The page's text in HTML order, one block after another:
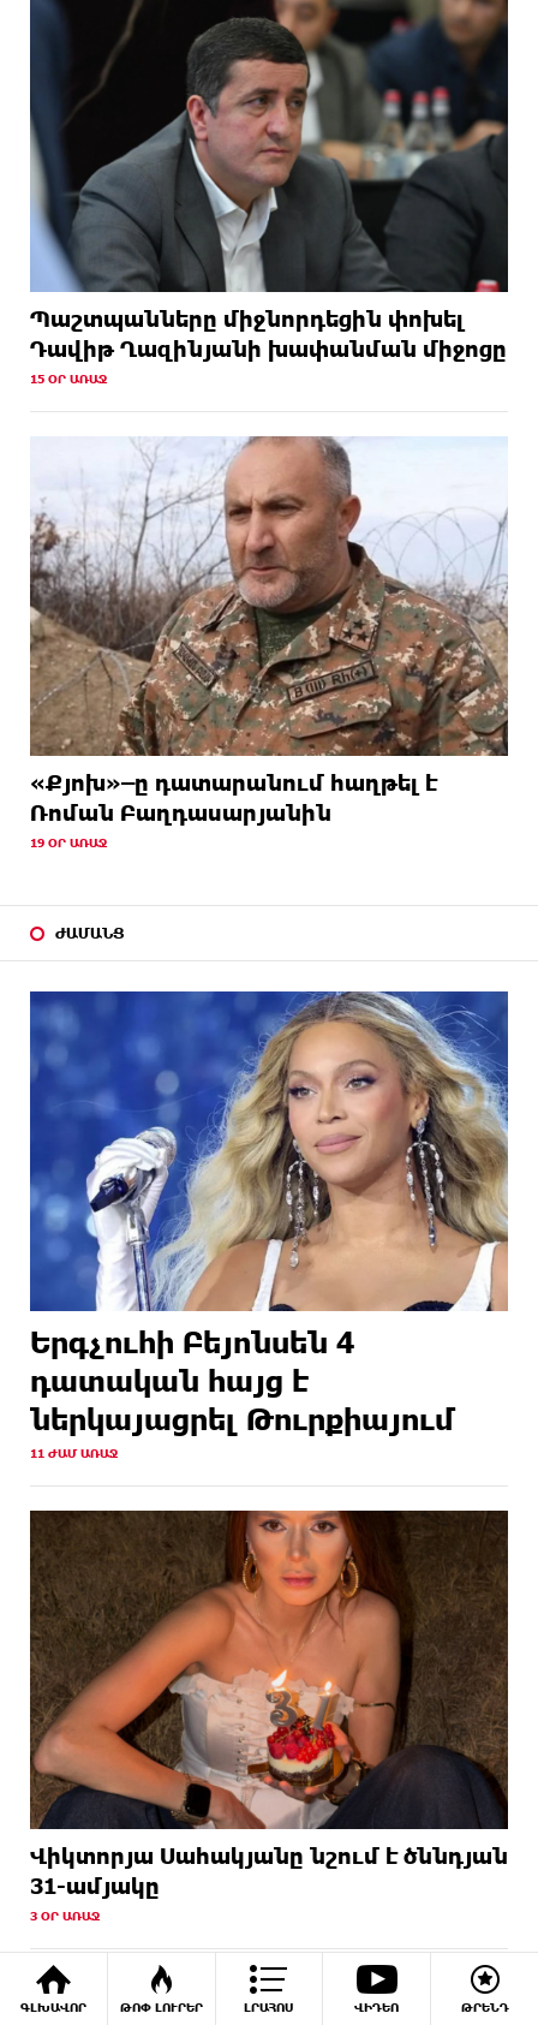
ԳԼԽԱՎՈՐ ԹՈՓ ԼՈՒՐԵՐ ԼՐԱՀՈՍ ՎԻԴԵՈ ԹՐԵՆԴ
Պաշտպանները միջնորդեցին փոխել
Դավիթ Ղազինյանի խափանման միջոցը
15 ՕՐ ԱՌԱՋ
«Քյոխ»–ը դատարանում հաղթել է
Ռոման Բաղդասարյանին
19 ՕՐ ԱՌԱՋ
ԺԱՄԱՆՑ
Երգչուհի Բեյոնսեն ​​4
դատական հայց է
ներկայացրել Թուրքիայում
11 ԺԱՄ ԱՌԱՋ
Վիկտորյա Սահակյանը նշում է ծննդյան
31-ամյակը
3 ՕՐ ԱՌԱՋ